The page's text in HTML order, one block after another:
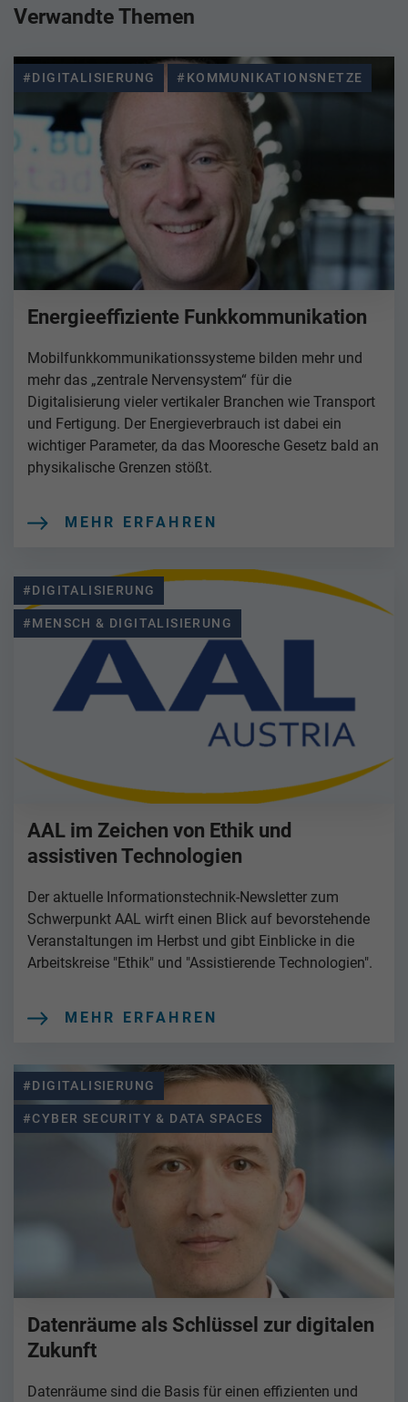
Verwandte Themen
#DIGITALISIERUNG #KOMMUNIKATIONSNETZE
Energieeffiziente Funkkommunikation
Mobilfunkkommunikationssysteme bilden mehr und
mehr das „zentrale Nervensystem“ für die
Digitalisierung vieler vertikaler Branchen wie Transport
und Fertigung. Der Energieverbrauch ist dabei ein
wichtiger Parameter, da das Mooresche Gesetz bald an
physikalische Grenzen stößt.
MEHR ERFAHREN
#DIGITALISIERUNG
#MENSCH & DIGITALISIERUNG
AAL im Zeichen von Ethik und
assistiven Technologien
Der aktuelle Informationstechnik-Newsletter zum
Schwerpunkt AAL wirft einen Blick auf bevorstehende
Veranstaltungen im Herbst und gibt Einblicke in die
Arbeitskreise "Ethik" und "Assistierende Technologien".
MEHR ERFAHREN
#DIGITALISIERUNG
#CYBER SECURITY & DATA SPACES
Datenräume als Schlüssel zur digitalen
Zukunft
Datenräume sind die Basis für einen effizienten und